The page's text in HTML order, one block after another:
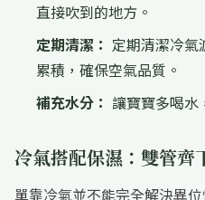
直接吹到的地方。
定期清潔： 定期清潔冷氣
累積，確保空氣品質。
補充水分： 讓寶寶多喝水
冷氣搭配保濕：雙管齊
單靠冷氣並不能完全解決異